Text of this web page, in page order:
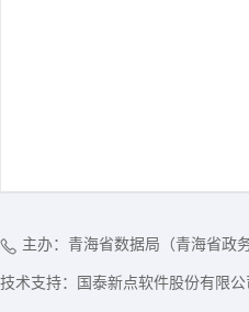
主办：青海省数据局（青海省政
技术支持：国泰新点软件股份有限公